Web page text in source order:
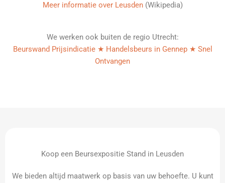
Meer informatie over Leusden(Wikipedia)
We werken ook buiten de regio Utrecht:
Beurswand Prijsindicatie ★ Handelsbeurs in Gennep ★ Snel
Ontvangen
Koop een Beursexpositie Stand in Leusden
We bieden altijd maatwerk op basis van uw behoefte. U kunt